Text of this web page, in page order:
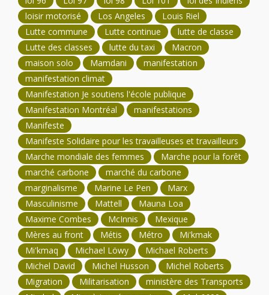
loisir motorisé
Los Angeles
Louis Riel
Lutte commune
Lutte continue
lutte de classe
Lutte des classes
lutte du taxi
Macron
maison solo
Mamdani
manifestation
manifestation climat
Manifestation Je soutiens l'école publique
Manifestation Montréal
manifestations
Manifeste
Manifeste Solidaire pour les travailleuses et travailleurs
Marche mondiale des femmes
Marche pour la forêt
marché carbone
marché du carbone
marginalisme
Marine Le Pen
Marx
Masculinisme
Mattell
Mauna Loa
Maxime Combes
McInnis
Mexique
Mères au front
Métis Métro
Mi'kmak
Mi'kmaq
Michael Löwy
Michael Roberts
Michel David
Michel Husson
Michel Roberts
Migration
Militarisation
ministère des Transports